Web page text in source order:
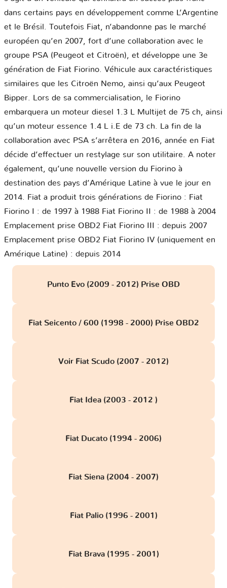
dans certains pays en développement comme L’Argentine
et le Brésil. Toutefois Fiat, n’abandonne pas le marché
européen qu’en 2007, fort d’une collaboration avec le
groupe PSA (Peugeot et Citroën), et développe une 3e
génération de Fiat Fiorino. Véhicule aux caractéristiques
similaires que les Citroën Nemo, ainsi qu’aux Peugeot
Bipper. Lors de sa commercialisation, le Fiorino
embarquera un moteur diesel 1.3 L Multijet de 75 ch, ainsi
qu’un moteur essence 1.4 L i.E de 73 ch. La fin de la
collaboration avec PSA s’arrêtera en 2016, année en Fiat
décide d’effectuer un restylage sur son utilitaire. A noter
également, qu’une nouvelle version du Fiorino à
destination des pays d’Amérique Latine à vue le jour en
2014. Fiat a produit trois générations de Fiorino : Fiat
Fiorino I : de 1997 à 1988 Fiat Fiorino II : de 1988 à 2004
Emplacement prise OBD2 Fiat Fiorino III : depuis 2007
Emplacement prise OBD2 Fiat Fiorino IV (uniquement en
Amérique Latine) : depuis 2014
Punto Evo (2009 - 2012) Prise OBD
Fiat Seicento / 600 (1998 - 2000) Prise OBD2
Voir Fiat Scudo (2007 - 2012)
Fiat Idea (2003 - 2012 )
Fiat Ducato (1994 - 2006)
Fiat Siena (2004 - 2007)
Fiat Palio (1996 - 2001)
Fiat Brava (1995 - 2001)